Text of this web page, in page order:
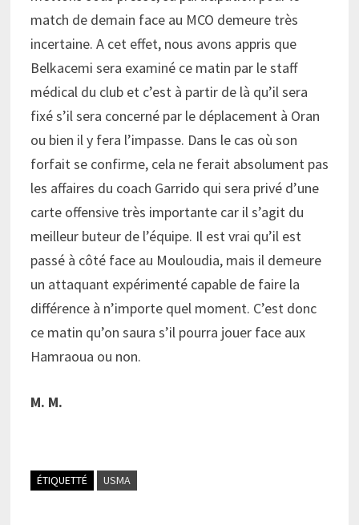
match de demain face au MCO demeure très
incertaine. A cet effet, nous avons appris que
Belkacemi sera examiné ce matin par le staff
médical du club et c’est à partir de là qu’il sera
fixé s’il sera concerné par le déplacement à Oran
ou bien il y fera l’impasse. Dans le cas où son
forfait se confirme, cela ne ferait absolument pas
les affaires du coach Garrido qui sera privé d’une
carte offensive très importante car il s’agit du
meilleur buteur de l’équipe. Il est vrai qu’il est
passé à côté face au Mouloudia, mais il demeure
un attaquant expérimenté capable de faire la
différence à n’importe quel moment. C’est donc
ce matin qu’on saura s’il pourra jouer face aux
Hamraoua ou non.
M. M.
ÉTIQUETTÉ USMA